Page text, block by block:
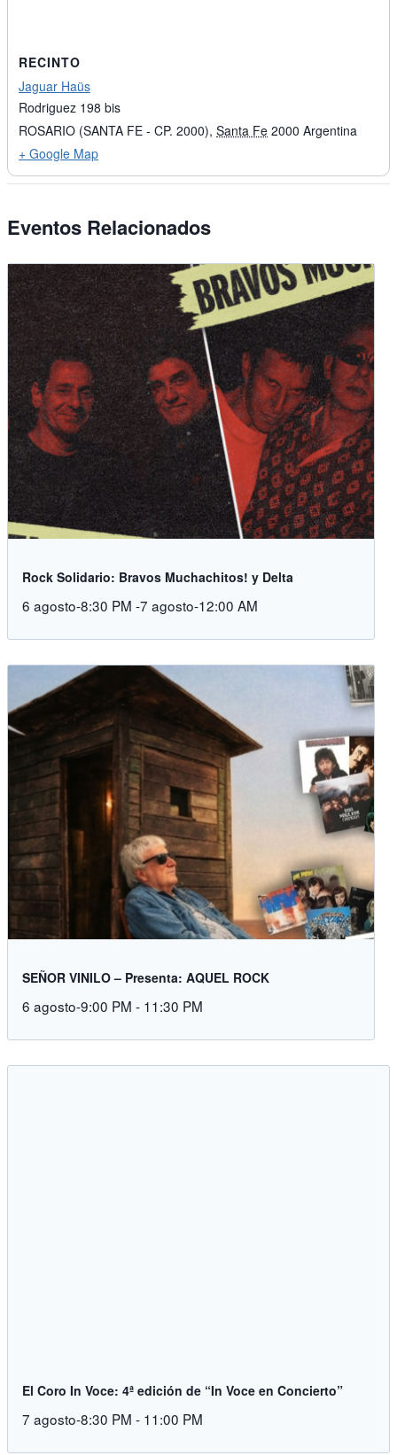
RECINTO
Jaguar Haüs
Rodriguez 198 bis
ROSARIO (SANTA FE - CP. 2000), Santa Fe 2000 Argentina
+ Google Map
Eventos Relacionados
Rock Solidario: Bravos Muchachitos! y Delta
6 agosto-8:30 PM -7 agosto-12:00 AM
SEÑOR VINILO – Presenta: AQUEL ROCK
6 agosto-9:00 PM - 11:30 PM
El Coro In Voce: 4ª edición de “In Voce en Concierto”
7 agosto-8:30 PM - 11:00 PM